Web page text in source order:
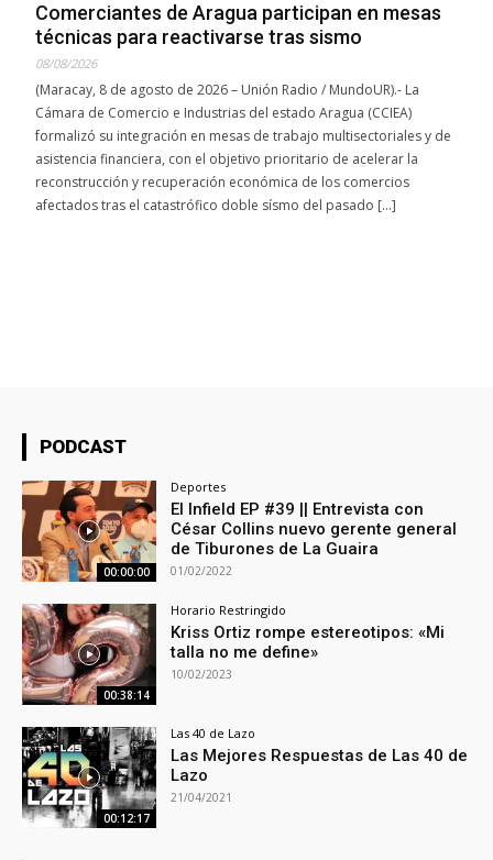
Comerciantes de Aragua participan en mesas
técnicas para reactivarse tras sismo
08/08/2026
(Maracay, 8 de agosto de 2026 – Unión Radio / MundoUR).- La
Cámara de Comercio e Industrias del estado Aragua (CCIEA)
formalizó su integración en mesas de trabajo multisectoriales y de
asistencia financiera, con el objetivo prioritario de acelerar la
reconstrucción y recuperación económica de los comercios
afectados tras el catastrófico doble sísmo del pasado […]
PODCAST
00:00:00
Deportes
El Infield EP #39 || Entrevista con
César Collins nuevo gerente general
de Tiburones de La Guaira
01/02/2022
00:38:14
Horario Restringido
Kriss Ortiz rompe estereotipos: «Mi
talla no me define»
10/02/2023
00:12:17
Las 40 de Lazo
Las Mejores Respuestas de Las 40 de
Lazo
21/04/2021